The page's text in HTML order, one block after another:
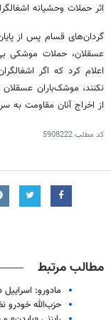
اثر حملات وحشیانه
گردان‌هایقسام پس از
عسقلان، حملات موشکی
اعلام کرد که اگر
نکنند، موشک‌باران
از اخراج آنان مقاومت به
کد مطلب5908222
مطالب مرتبط
مادورو:
حزب‌الله خودرو